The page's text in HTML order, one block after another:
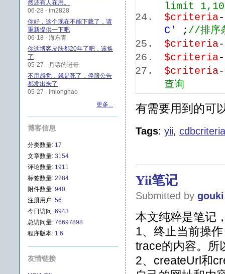
limit 1,10
$criteria
C'
; //排序
$criteria
$criteria
$criteria
查询
有需要用到的可
Tags: yii, cdbcriteria
Yii笔记
Submitted by gouki
本文纯粹是笔记
1、终止当前操
trace的内容。所
2、createUrl和
然还有人在用。
06-28 - im2828
你好，这个现在不能下载了，请
重新提供一下吧
06-18 - 海东青
你这博客皮肤都20年了吧，该换
了
05-27 - 月票的进哥
不用感觉，就是死了，停服公告
都发出来了
05-27 - imlonghao
更多...
博客信息
分类数量: 17
文章数量: 3154
评论数量: 1911
标签数量: 2284
附件数量: 940
注册用户: 56
今日访问: 6943
总访问量: 76697898
程序版本: 1.6
友情链接